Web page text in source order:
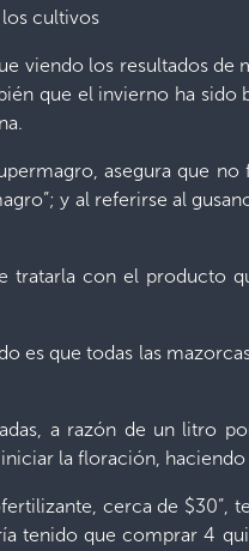
cultivos
viendo los resultados
que el invierno ha
asegura que no
y al referirse al
con el producto
es que todas las
a razón de un litro
la floración,
cerca de $30”,
tenido que comprar 4